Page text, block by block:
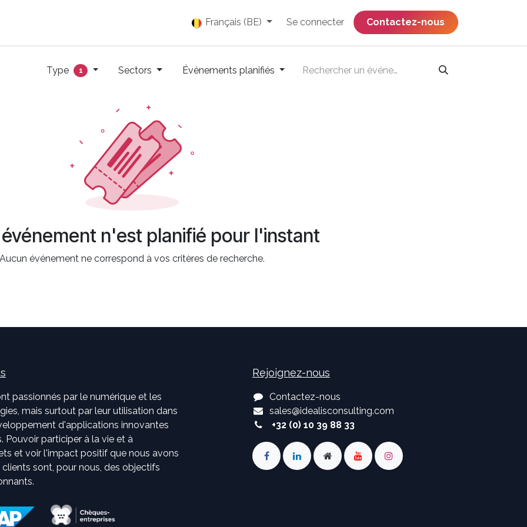
Français (BE) Se connecter ​​​​​​​​​​​​​​​​Contactez-nous
Type 1 Sectors Événements planifiés
n'est planifié pour l'instant
Aucun événement ne correspond à vos critères de recherche.
passionnés par le numérique et les
mais surtout par leur utilisation dans
d'applications innovantes
Pouvoir participer à la vie et à
et voir l'impact positif que nous avons
sont, pour nous, des objectifs
Rejoignez-nous
Contactez-nous
sales@idealisconsulting.com
+32 (0) 10 39 88 33